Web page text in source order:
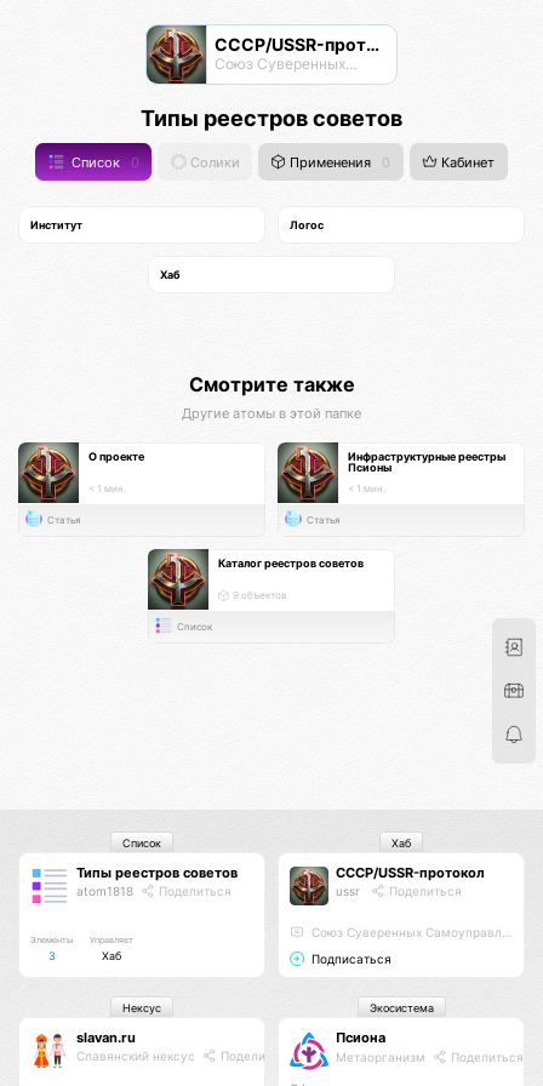
СССР/USSR-протокол
Союз Суверенных Самоуправляемых Реестров
Типы реестров советов
Список 0 Солики Применения 0 Кабинет
Институт Логос
Хаб
Смотрите также
Другие атомы в этой папке
О проекте
< 1 мин.
Статья
Инфраструктурные реестры
Псионы
< 1 мин.
Статья
Каталог реестров советов
9 объектов
Список
Типы реестров советов
atom1818 Поделиться
Элементы
3
Управляет
Хаб
Список
СССР/USSR-протокол
ussr Поделиться
Союз Суверенных Самоуправляемых Реестров
Подписаться
Хаб
slavan.ru
Славянский нексус Поделиться
Нексус
Псиона
Метаорганизм Поделиться
Экосистема